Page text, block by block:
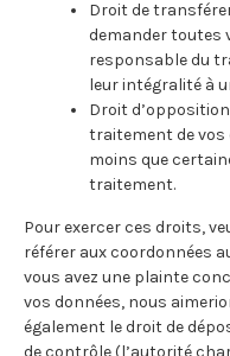
Droit de
demander toutes
responsable du
leur intégralité à
Droit
traitement de vos
moins que
traitement.
Pour exercer ces droits,
référer aux coordonnées
vous avez une plainte
vos données, nous
également le droit de
de contrôle (l’autorité